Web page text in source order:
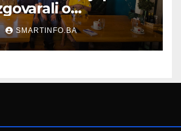
o
putu Bosne i
SMARTINFO.BA